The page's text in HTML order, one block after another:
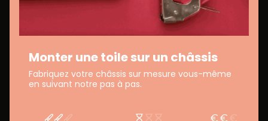
Monter une toile sur un châssis
Fabriquez votre châssis sur mesure vous-même
en suivant notre pas à pas.